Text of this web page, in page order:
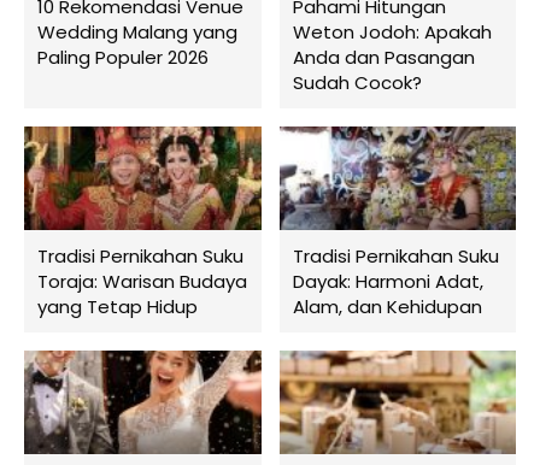
10 Rekomendasi Venue
Wedding Malang yang
Paling Populer 2026
Pahami Hitungan
Weton Jodoh: Apakah
Anda dan Pasangan
Sudah Cocok?
Tradisi Pernikahan Suku
Toraja: Warisan Budaya
yang Tetap Hidup
Tradisi Pernikahan Suku
Dayak: Harmoni Adat,
Alam, dan Kehidupan